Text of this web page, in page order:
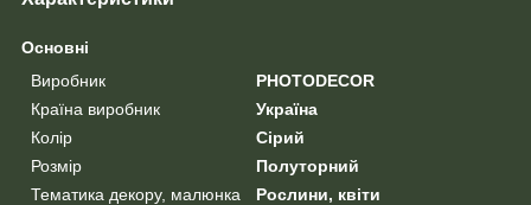
Основні
Виробник
PHOTODECOR
Країна виробник
Україна
Колір
Сірий
Розмір
Полуторний
Тематика декору, малюнка
Рослини, квіти